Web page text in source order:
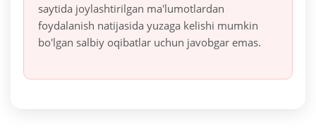
saytida joylashtirilgan ma'lumotlardan
foydalanish natijasida yuzaga kelishi mumkin
bo'lgan salbiy oqibatlar uchun javobgar emas.